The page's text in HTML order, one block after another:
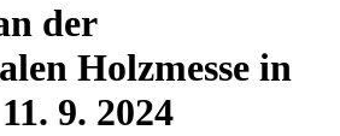
der
Holzmesse in
11. 9. 2024